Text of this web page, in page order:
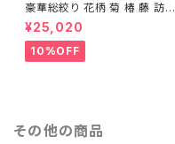
豪華総絞り 花柄 菊 椿 藤 訪問
着 鹿の子絞り ラメ 正絹 黒 白
グレー 1435
¥25,020
10%OFF
その他の商品